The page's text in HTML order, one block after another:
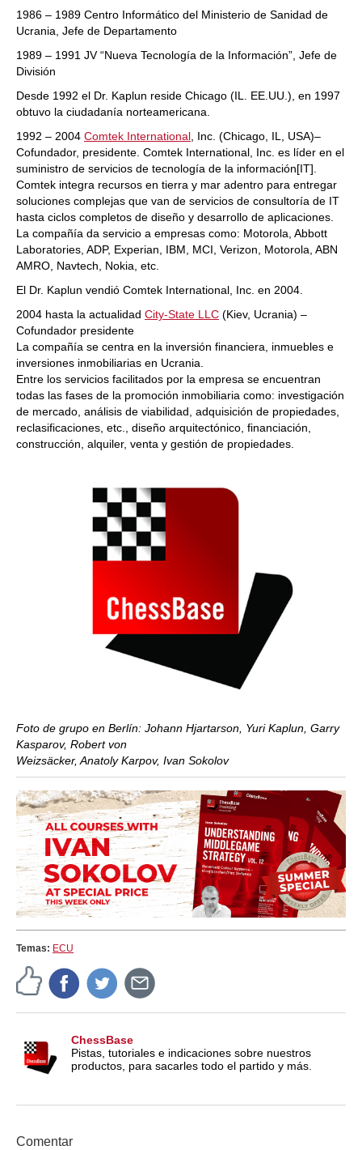
1986 – 1989 Centro Informático del Ministerio de Sanidad de
Ucrania, Jefe de Departamento
1989 – 1991 JV “Nueva Tecnología de la Información”, Jefe de
División
Desde 1992 el Dr. Kaplun reside Chicago (IL. EE.UU.), en 1997
obtuvo la ciudadanía norteamericana.
1992 – 2004 Comtek International , Inc. (Chicago, IL, USA)–
Cofundador, presidente. Comtek International, Inc. es líder en el
suministro de servicios de tecnología de la información[IT].
Comtek integra recursos en tierra y mar adentro para entregar
soluciones complejas que van de servicios de consultoría de IT
hasta ciclos completos de diseño y desarrollo de aplicaciones.
La compañía da servicio a empresas como: Motorola, Abbott
Laboratories, ADP, Experian, IBM, MCI, Verizon, Motorola, ABN
AMRO, Navtech, Nokia, etc.
El Dr. Kaplun vendió Comtek International, Inc. en 2004.
2004 hasta la actualidad City-State LLC (Kiev, Ucrania) –
Cofundador presidente
La compañía se centra en la inversión financiera, inmuebles e
inversiones inmobiliarias en Ucrania.
Entre los servicios facilitados por la empresa se encuentran
todas las fases de la promoción inmobiliaria como: investigación
de mercado, análisis de viabilidad, adquisición de propiedades,
reclasificaciones, etc., diseño arquitectónico, financiación,
construcción, alquiler, venta y gestión de propiedades.
Foto de grupo en Berlín: Johann Hjartarson, Yuri Kaplun, Garry
Kasparov, Robert von
Weizsäcker, Anatoly Karpov, Ivan Sokolov
Temas: ECU
ChessBase
Pistas, tutoriales e indicaciones sobre nuestros
productos, para sacarles todo el partido y más.
Comentar